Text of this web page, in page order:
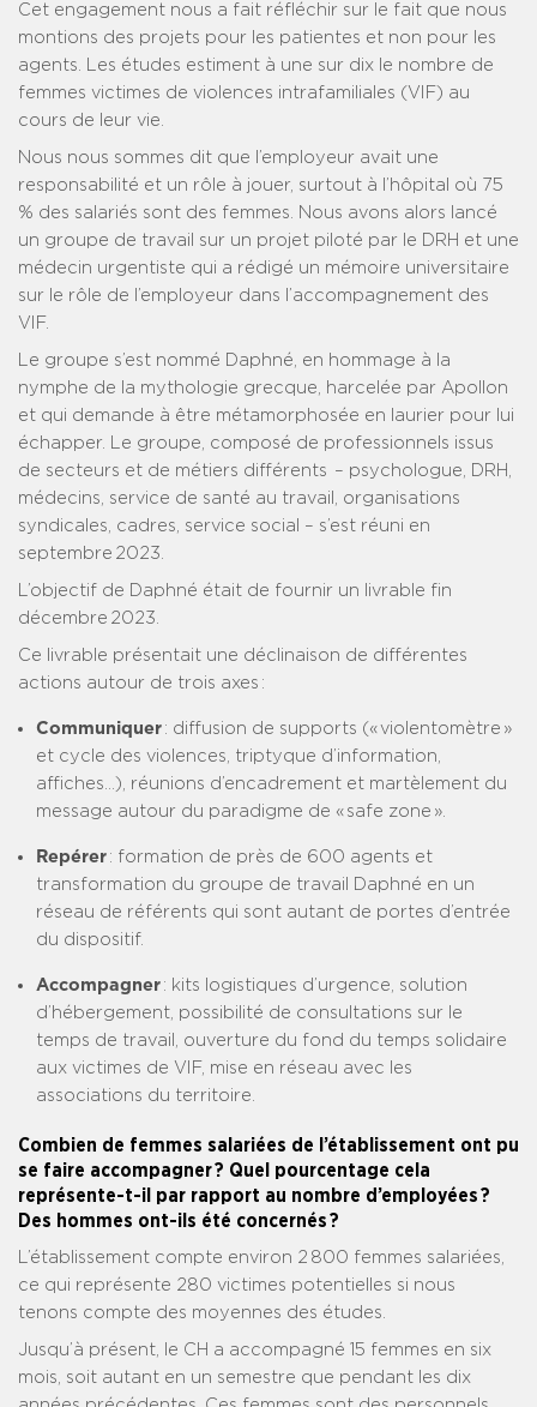
Cet engagement nous a fait réfléchir sur le fait que nous
montions des projets pour les patientes et non pour les
agents. Les études estiment à une sur dix le nombre de
femmes victimes de violences intrafamiliales (VIF) au
cours de leur vie.
Nous nous sommes dit que l’employeur avait une
responsabilité et un rôle à jouer, surtout à l’hôpital où 75
% des salariés sont des femmes. Nous avons alors lancé
un groupe de travail sur un projet piloté par le DRH et une
médecin urgentiste qui a rédigé un mémoire universitaire
sur le rôle de l’employeur dans l’accompagnement des
VIF.
Le groupe s’est nommé Daphné, en hommage à la
nymphe de la mythologie grecque, harcelée par Apollon
et qui demande à être métamorphosée en laurier pour lui
échapper. Le groupe, composé de professionnels issus
de secteurs et de métiers différents – psychologue, DRH,
médecins, service de santé au travail, organisations
syndicales, cadres, service social – s’est réuni en
septembre 2023.
L’objectif de Daphné était de fournir un livrable fin
décembre 2023.
Ce livrable présentait une déclinaison de différentes
actions autour de trois axes :
Communiquer : diffusion de supports (« violentomètre »
et cycle des violences, triptyque d’information,
affiches…), réunions d’encadrement et martèlement du
message autour du paradigme de « safe zone ».
Repérer : formation de près de 600 agents et
transformation du groupe de travail Daphné en un
réseau de référents qui sont autant de portes d’entrée
du dispositif.
Accompagner : kits logistiques d’urgence, solution
d’hébergement, possibilité de consultations sur le
temps de travail, ouverture du fond du temps solidaire
aux victimes de VIF, mise en réseau avec les
associations du territoire.
Combien de femmes salariées de l’établissement ont pu
se faire accompagner ? Quel pourcentage cela
représente-t-il par rapport au nombre d’employées ?
Des hommes ont-ils été concernés ?
L’établissement compte environ 2 800 femmes salariées,
ce qui représente 280 victimes potentielles si nous
tenons compte des moyennes des études.
Jusqu’à présent, le CH a accompagné 15 femmes en six
mois, soit autant en un semestre que pendant les dix